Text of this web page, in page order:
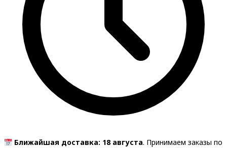
Ближайшая доставка: 18 августа. Принимаем заказы по